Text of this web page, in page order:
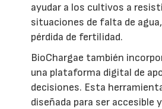
ayudar a los cultivos a
situaciones de falta de
pérdida de fertilidad.
BioChargae también
una plataforma digital de
decisiones. Esta
diseñada para ser accesible